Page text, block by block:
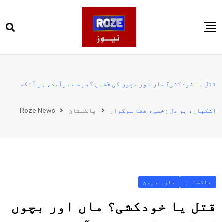
to
پاکستان
کھیل
قتل یا خودکشی؟ ماں اور بچوں کی لاشیں گھر سے برآمد، ہر آنکھ
اشکبار، ہر دل زخمی، فضا سوگوار پاکستان Roze News
پاکستان تازہ ترین
قتل یا خودکشی؟ ماں اور بچوں